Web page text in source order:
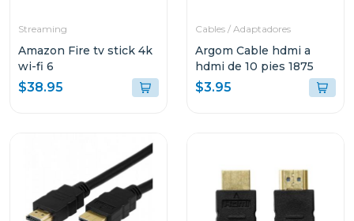
Streaming
Amazon Fire tv stick 4k
wi-fi 6
$38.95
Cables / Adaptadores
Argom Cable hdmi a
hdmi de 10 pies 1875
$3.95